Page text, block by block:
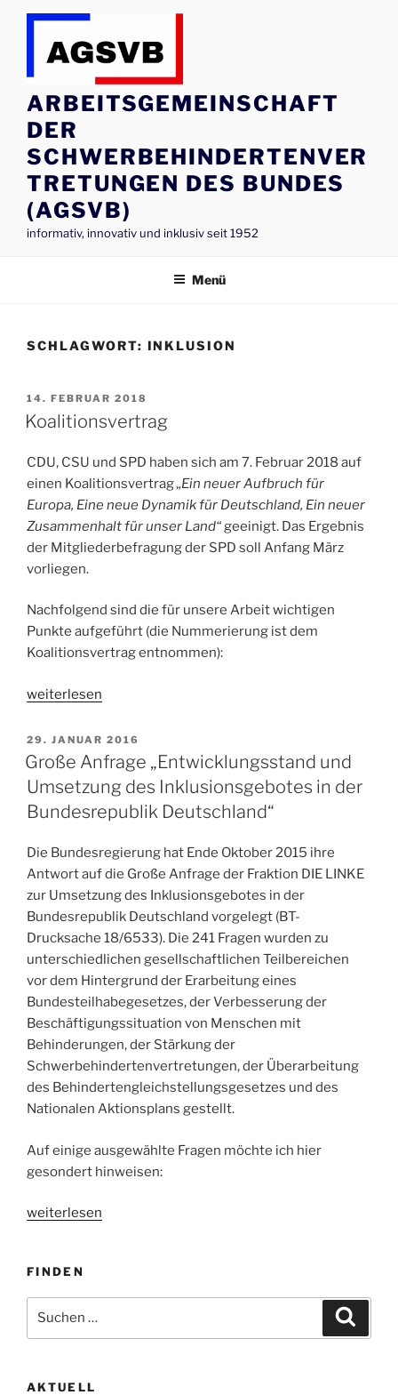
Zum
springen
ARBEITSGEMEINSCHAFT
DER
SCHWERBEHINDERTENVER
TRETUNGEN DES BUNDES
(AGSVB)
informativ, innovativ und inklusiv seit 1952
Menü
SCHLAGWORT: INKLUSION
VERÖFFENTLICHT
AM
14. FEBRUAR 2018
Koalitionsvertrag
CDU, CSU und SPD haben sich am 7. Februar 2018 auf
einen Koalitionsvertrag„Ein neuer Aufbruch für
Europa, Eine neue Dynamik für Deutschland, Ein neuer
Zusammenhalt für unser Land“geeinigt. Das Ergebnis
der Mitgliederbefragung der SPD soll Anfang März
vorliegen.
Nachfolgend sind die für unsere Arbeit wichtigen
Punkte aufgeführt (die Nummerierung ist dem
Koalitionsvertrag entnommen):
„Koalitionsvertrag“
weiterlesen
VERÖFFENTLICHT
AM
29. JANUAR 2016
Große Anfrage „Entwicklungsstand und
Umsetzung des Inklusionsgebotes in der
Bundesrepublik Deutschland“
Die Bundesregierung hat Ende Oktober 2015 ihre
Antwort auf die Große Anfrage der Fraktion DIE LINKE
zur Umsetzung des Inklusionsgebotes in der
Bundesrepublik Deutschland vorgelegt (BT-
Drucksache 18/6533). Die 241 Fragen wurden zu
unterschiedlichen gesellschaftlichen Teilbereichen
vor dem Hintergrund der Erarbeitung eines
Bundesteilhabegesetzes, der Verbesserung der
Beschäftigungssituation von Menschen mit
Behinderungen, der Stärkung der
Schwerbehindertenvertretungen, der Überarbeitung
des Behindertengleichstellungsgesetzes und des
Nationalen Aktionsplans gestellt.
Auf einige ausgewählte Fragen möchte ich hier
gesondert hinweisen:
„Große
und
Umsetzung
des
Inklusionsgebotes
der
weiterlesen
FINDEN
nach:
AKTUELL